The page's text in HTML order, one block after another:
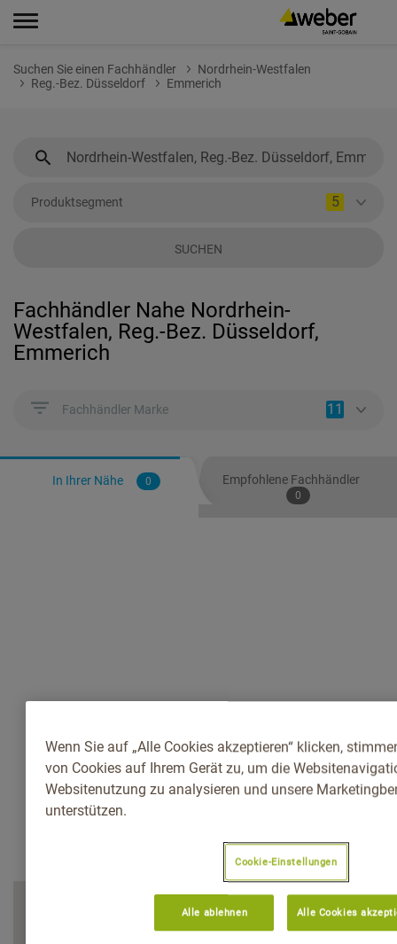
Suchen Sie einen Fachhändler
Nordrhein-Westfalen
Reg.-Bez. Düsseldorf
Emmerich
Produktsegment 5
SUCHEN
Fachhändler Nahe Nordrhein-
Westfalen, Reg.-Bez. Düsseldorf,
Emmerich
Fachhändler Marke 11
In Ihrer Nähe 0 Empfohlene Fachhändler
0
Wenn Sie auf „Alle Cookies akzeptieren“ klicken,
von Cookies auf Ihrem Gerät zu, um die
Websitenutzung zu analysieren und unsere
unterstützen.
Cookie-Einstellungen
Alle ablehnen Alle Cookies